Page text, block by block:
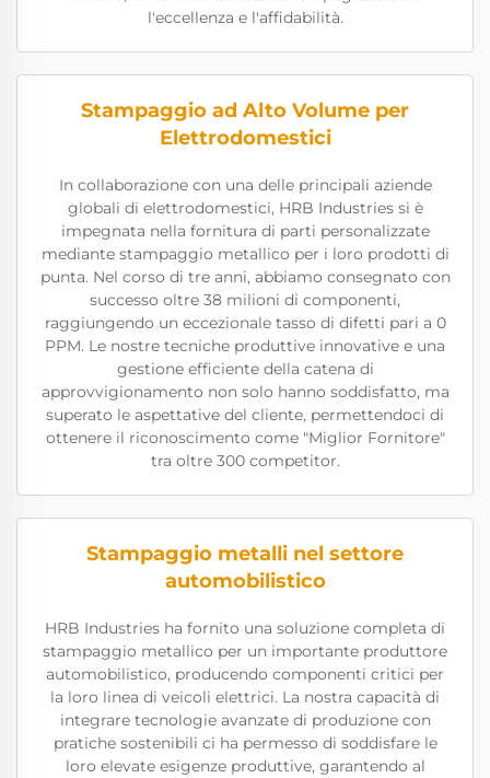
l'eccellenza e l'affidabilità.
Stampaggio ad Alto Volume per
Elettrodomestici
In collaborazione con una delle principali aziende
globali di elettrodomestici, HRB Industries si è
impegnata nella fornitura di parti personalizzate
mediante stampaggio metallico per i loro prodotti di
punta. Nel corso di tre anni, abbiamo consegnato con
successo oltre 38 milioni di componenti,
raggiungendo un eccezionale tasso di difetti pari a 0
PPM. Le nostre tecniche produttive innovative e una
gestione efficiente della catena di
approvvigionamento non solo hanno soddisfatto, ma
superato le aspettative del cliente, permettendoci di
ottenere il riconoscimento come "Miglior Fornitore"
tra oltre 300 competitor.
Stampaggio metalli nel settore
automobilistico
HRB Industries ha fornito una soluzione completa di
stampaggio metallico per un importante produttore
automobilistico, producendo componenti critici per
la loro linea di veicoli elettrici. La nostra capacità di
integrare tecnologie avanzate di produzione con
pratiche sostenibili ci ha permesso di soddisfare le
loro elevate esigenze produttive, garantendo al